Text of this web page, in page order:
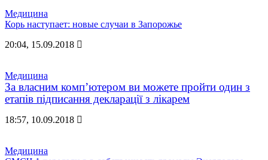
Медицина
Корь наступает: новые случаи в Запорожье
20:04, 15.09.2018
Медицина
За власним комп’ютером ви можете пройти один з
етапів підписання декларації з лікарем
18:57, 10.09.2018
Медицина